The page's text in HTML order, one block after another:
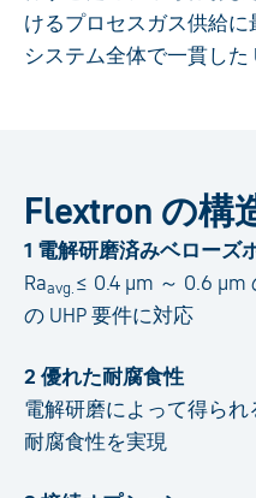
けるプロセスガス供給に
システム全体で一貫した
Flextron の構
1 電解研磨済みベローズ
Raavg.≤ 0.4 µm ～ 0.6
の UHP 要件に対応
2 優れた耐腐食性
電解研磨によって得ら
耐腐食性を実現